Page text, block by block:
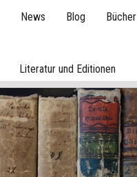
News Blog Bücher
Literatur und Editionen